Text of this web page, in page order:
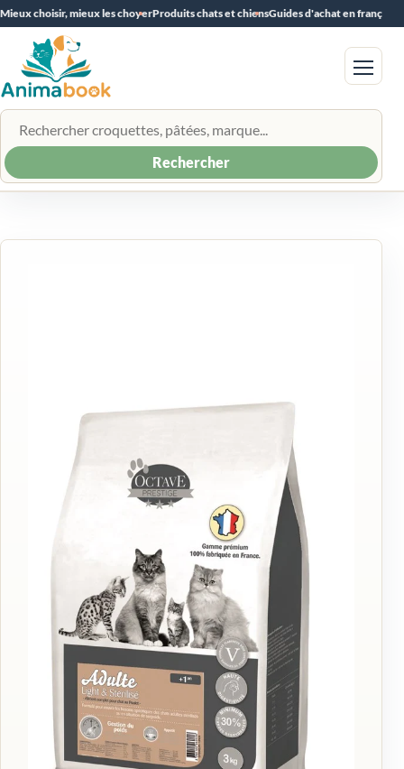
Mieux choisir, mieux les choyerProduits chats et chiensGuides d'achat en français
Rechercher un produit
Rechercher
Menu